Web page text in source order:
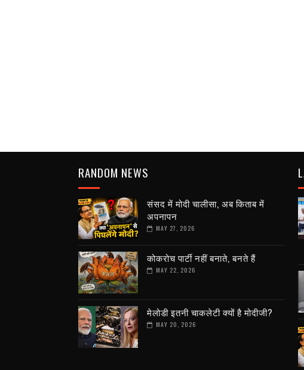
RANDOM NEWS
संसद में मोदी चालीसा, अब किताब में
अपनापन
MAY 27, 2026
कोकरोच पार्टी नहीं बनाते, बनते हैं
MAY 22, 2026
मेलोडी इतनी चाकलेटी क्यों है मोदीजी?
MAY 20, 2026